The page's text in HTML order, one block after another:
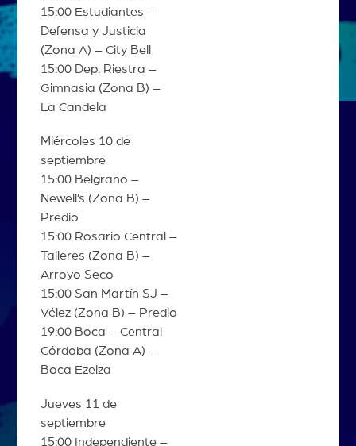
15:00 Estudiantes –
Defensa y Justicia
(Zona A) – City Bell
15:00 Dep. Riestra –
Gimnasia (Zona B) –
La Candela
Miércoles 10 de
septiembre
15:00 Belgrano –
Newell’s (Zona B) –
Predio
15:00 Rosario Central –
Talleres (Zona B) –
Arroyo Seco
15:00 San Martín SJ –
Vélez (Zona B) – Predio
19:00 Boca – Central
Córdoba (Zona A) –
Boca Ezeiza
Jueves 11 de
septiembre
15:00 Independiente –